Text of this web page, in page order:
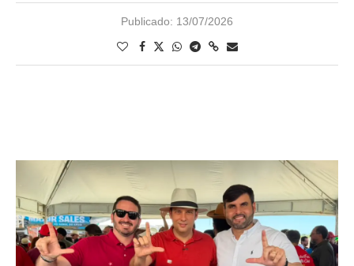
Publicado: 13/07/2026